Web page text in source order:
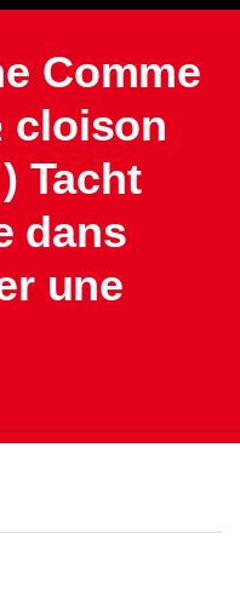
Comme
Tacht
dans
une